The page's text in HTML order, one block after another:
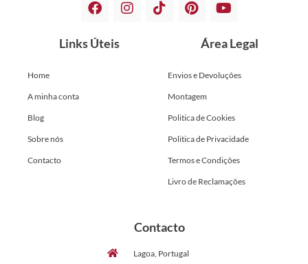
Links Úteis
Home
A minha conta
Blog
Sobre nós
Contacto
Área Legal
Envios e Devoluções
Montagem
Politica de Cookies
Politica de Privacidade
Termos e Condições
Livro de Reclamações
Contacto
Lagoa, Portugal